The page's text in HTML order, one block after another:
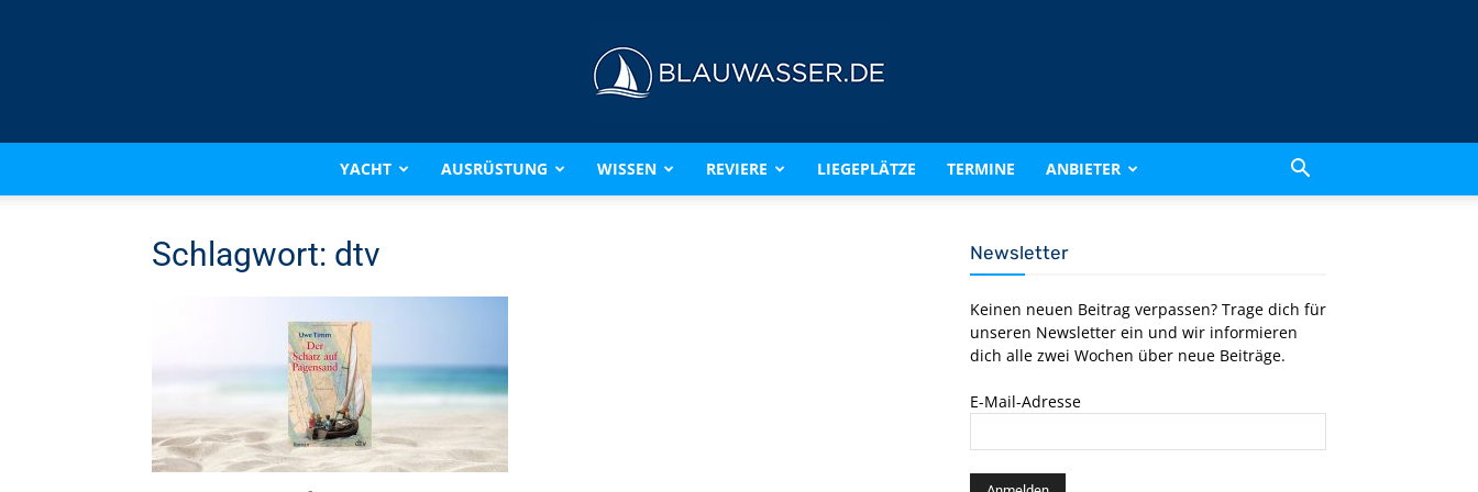
BLAUWASSER.DE
YACHT AUSRÜSTUNG WISSEN REVIERE LIEGEPLÄTZE TERMINE ANBIETER
Schlagwort: dtv Newsletter
Keinen neuen Beitrag verpassen? Trage dich für
unseren Newsletter ein und wir informieren
dich alle zwei Wochen über neue Beiträge.
E-Mail-Adresse